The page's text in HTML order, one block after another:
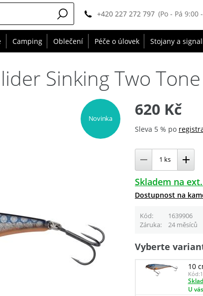
+420 227 272 797 (Po - Pá 9:00
Camping Oblečení Péče o úlovek Stojany a
Sinking Two
Novinka 620 Kč
Sleva 5 % po
Skladem na
Dostupnost na
Kód 1639906
Záruka
24 měsíců
Vyberte
10
Kód:
U